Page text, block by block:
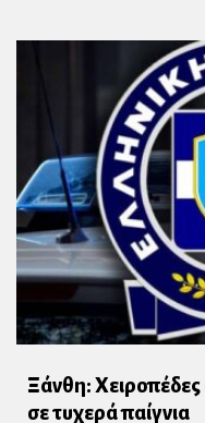
Ξάνθη: Χειροπέδες
σε τυχερά παίγνια